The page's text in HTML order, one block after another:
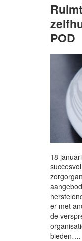
POD
18
er met
de
bieden….